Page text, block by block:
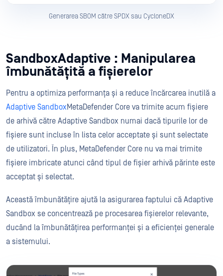
Generarea SBOM către SPDX sau CycloneDX
SandboxAdaptive : Manipularea
îmbunătățită a fișierelor
Pentru a optimiza performanța și a reduce încărcarea inutilă a
Adaptive SandboxMetaDefender Core va trimite acum fișiere
de arhivă către Adaptive Sandbox numai dacă tipurile lor de
fișiere sunt incluse în lista celor acceptate și sunt selectate
de utilizatori. În plus, MetaDefender Core nu va mai trimite
fișiere imbricate atunci când tipul de fișier arhivă părinte este
acceptat și selectat.
Această îmbunătățire ajută la asigurarea faptului că Adaptive
Sandbox se concentrează pe procesarea fișierelor relevante,
ducând la îmbunătățirea performanței și a eficienței generale
a sistemului.